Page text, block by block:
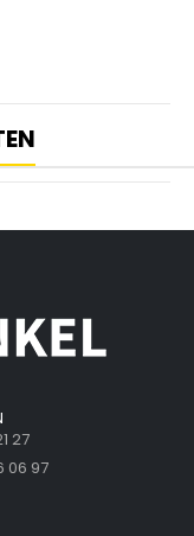
27
06 97